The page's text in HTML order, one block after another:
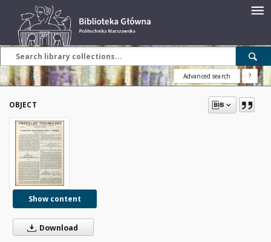
Advanced search ?
OBJECT
Show content
Download